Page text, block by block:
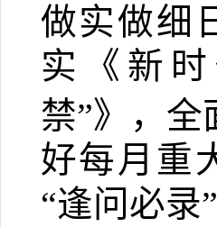
做实做细
实《新
禁”》，全
好每月重
“逢问必录”